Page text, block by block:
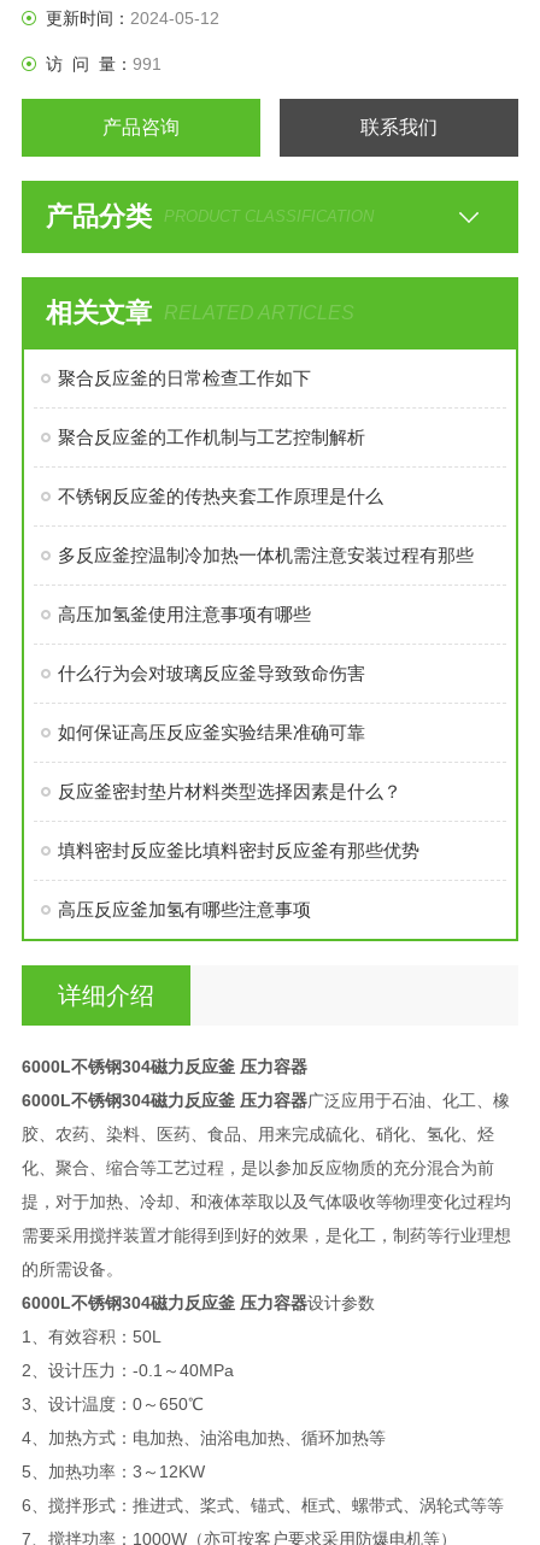
更新时间： 2024-05-12
访 问 量： 991
产品咨询 联系我们
产品分类 PRODUCT CLASSIFICATION
相关文章 RELATED ARTICLES
聚合反应釜的日常检查工作如下
聚合反应釜的工作机制与工艺控制解析
不锈钢反应釜的传热夹套工作原理是什么
多反应釜控温制冷加热一体机需注意安装过程有那些
高压加氢釜使用注意事项有哪些
什么行为会对玻璃反应釜导致致命伤害
如何保证高压反应釜实验结果准确可靠
反应釜密封垫片材料类型选择因素是什么？
填料密封反应釜比填料密封反应釜有那些优势
高压反应釜加氢有哪些注意事项
详细介绍
6000L不锈钢304磁力反应釜 压力容器
6000L不锈钢304磁力反应釜 压力容器广泛应用于石油、化工、橡
胶、农药、染料、医药、食品、用来完成硫化、硝化、氢化、烃
化、聚合、缩合等工艺过程，是以参加反应物质的充分混合为前
提，对于加热、冷却、和液体萃取以及气体吸收等物理变化过程均
需要采用搅拌装置才能得到到好的效果，是化工，制药等行业理想
的所需设备。
6000L不锈钢304磁力反应釜 压力容器设计参数
1、有效容积：50L
2、设计压力：-0.1～40MPa
3、设计温度：0～650℃
4、加热方式：电加热、油浴电加热、循环加热等
5、加热功率：3～12KW
6、搅拌形式：推进式、桨式、锚式、框式、螺带式、涡轮式等等
7、搅拌功率：1000W（亦可按客户要求采用防爆电机等）